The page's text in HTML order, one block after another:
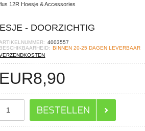
12R Hoesje & Accessories
- DOORZICHTIG
4003557
BESCHIKBAARHEID: BINNEN 20-25 DAGEN LEVERBAAR
EUR8,90